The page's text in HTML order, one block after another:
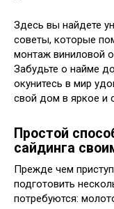
Здесь вы найдете
советы, которые
монтаж виниловой
Забудьте о найме
окунитесь в мир
свой дом в яркое и
Простой
сайдинга
Прежде чем
подготовить
потребуются: